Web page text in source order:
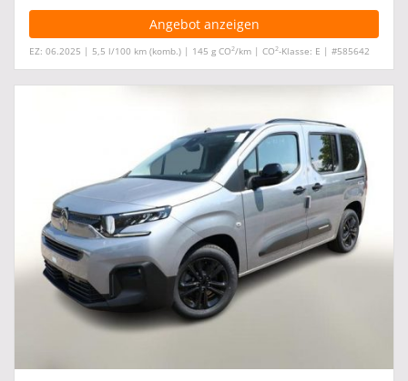
Angebot anzeigen
EZ: 06.2025 | 5,5 l/100 km (komb.) | 145 g CO2/km | CO2-Klasse: E | #585642